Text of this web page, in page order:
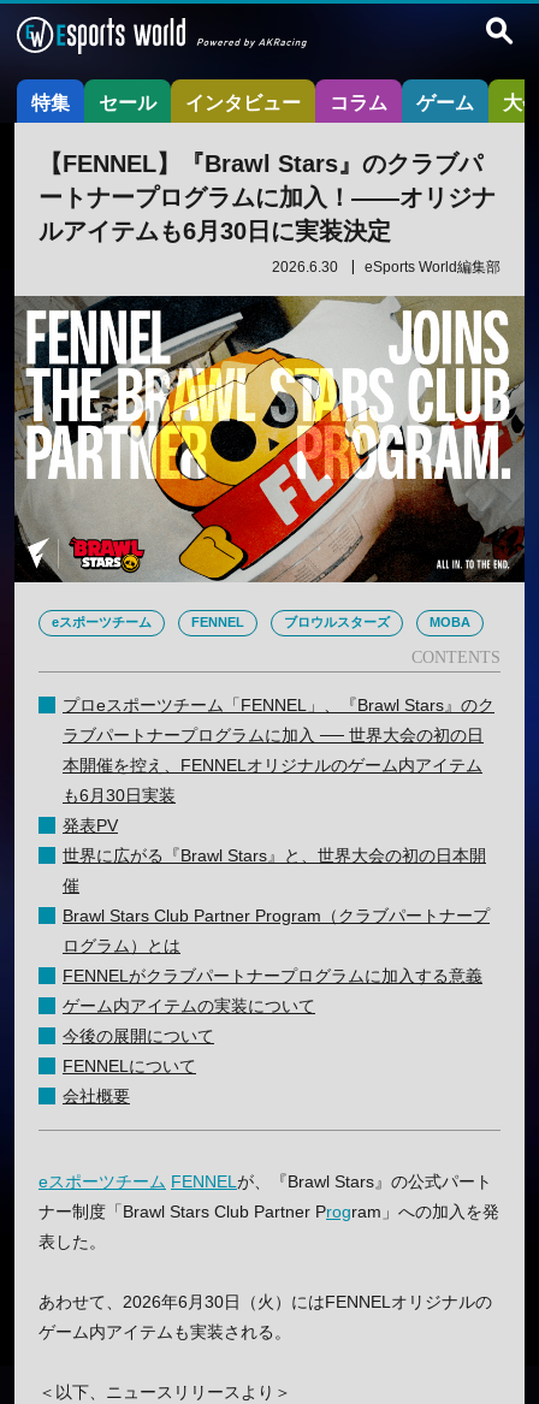
特集 セール インタビュー コラム ゲーム 大
【FENNEL】『Brawl Stars』のクラブパ
ートナープログラムに加入！——オリジナ
ルアイテムも6月30日に実装決定
2026.6.30 eSports World編集部
eスポーツチーム FENNEL ブロウルスターズ MOBA
プロeスポーツチーム「FENNEL」、『Brawl Stars』のク
ラブパートナープログラムに加入 ── 世界大会の初の日
本開催を控え、FENNELオリジナルのゲーム内アイテム
も6月30日実装
発表PV
世界に広がる『Brawl Stars』と、世界大会の初の日本開
催
Brawl Stars Club Partner Program（クラブパートナープ
ログラム）とは
FENNELがクラブパートナープログラムに加入する意義
ゲーム内アイテムの実装について
今後の展開について
FENNELについて
会社概要
eスポーツチーム FENNEL が、『Brawl Stars』の公式パート
ナー制度「Brawl Stars Club Partner Program」への加入を発
表した。
あわせて、2026年6月30日（火）にはFENNELオリジナルの
ゲーム内アイテムも実装される。
＜以下、ニュースリリースより＞